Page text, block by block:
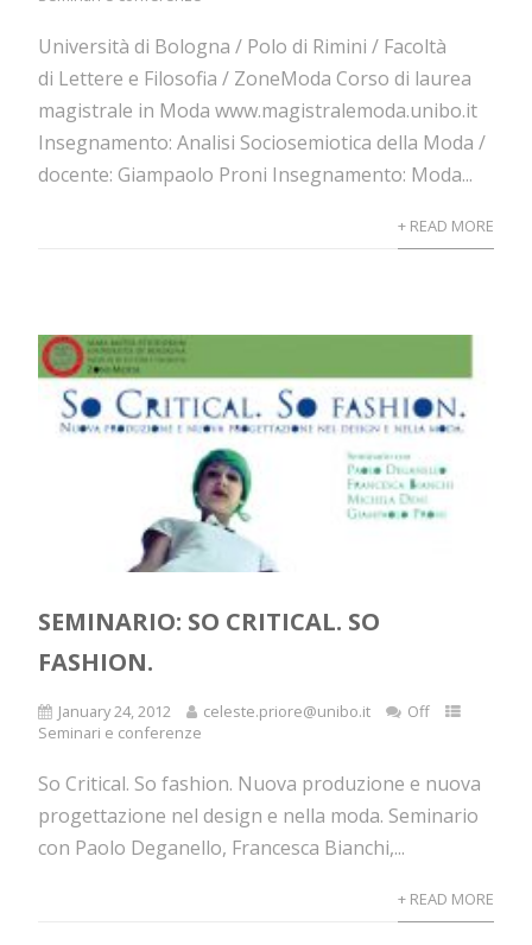
Università di Bologna / Polo di Rimini / Facoltà
di Lettere e Filosofia / ZoneModa Corso di laurea
magistrale in Moda www.magistralemoda.unibo.it
Insegnamento: Analisi Sociosemiotica della Moda /
docente: Giampaolo Proni Insegnamento: Moda...
+ READ MORE
SEMINARIO: SO CRITICAL. SO
FASHION.
January 24, 2012 celeste.priore@unibo.it
Off
Seminari e conferenze
So Critical. So fashion. Nuova produzione e nuova
progettazione nel design e nella moda. Seminario
con Paolo Deganello, Francesca Bianchi,...
+ READ MORE